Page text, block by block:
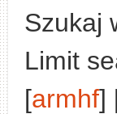
Szukaj
Limit
[armhf]